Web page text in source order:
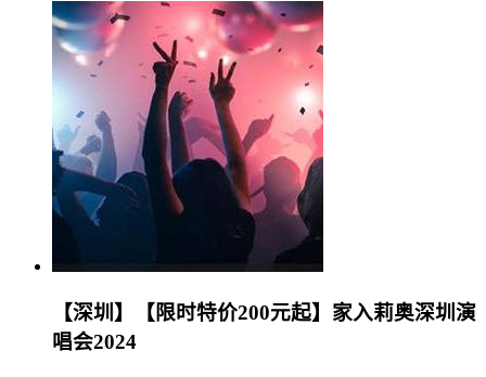
【深圳】【限时特价200元起】家入莉奥深圳演
唱会2024